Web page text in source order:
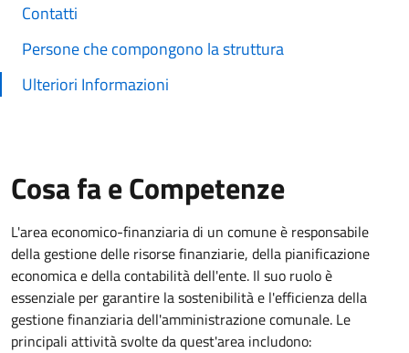
Contatti
Persone che compongono la struttura
Ulteriori Informazioni
Cosa fa e Competenze
L'area economico-finanziaria di un comune è responsabile
della gestione delle risorse finanziarie, della pianificazione
economica e della contabilità dell'ente. Il suo ruolo è
essenziale per garantire la sostenibilità e l'efficienza della
gestione finanziaria dell'amministrazione comunale. Le
principali attività svolte da quest'area includono: